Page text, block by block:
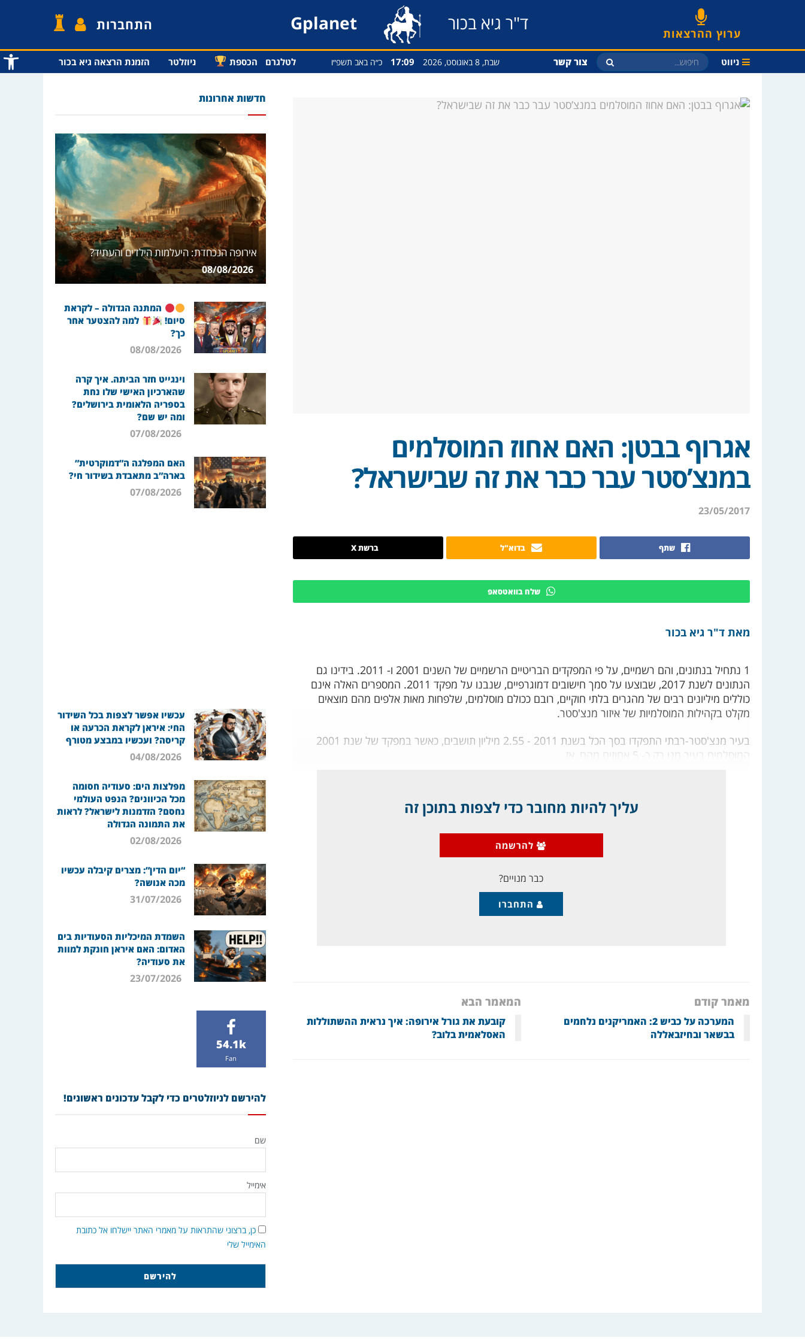
פתח
ערוץ ההרצאות ד"ר גיא בכור Gplanet התחברות
ניווט צור קשר שבת, 8 באוגוסט, 2026 17:09 כ״ה באב תשפ״ו לטלגרם הכספת ניוזלטר הזמנת הרצאה גיא בכור
אגרוף בבטן: האם אחוז המוסלמים
במנצ’סטר עבר כבר את זה שבישראל?
23/05/2017
שתף בדוא"ל ברשת X
שלח בוואטסאפ
מאת ד"ר גיא בכור
1 נתחיל בנתונים, והם רשמיים, על פי המפקדים הבריטיים הרשמיים של השנים 2001 ו- 2011. בידינו גם
הנתונים לשנת 2017, שבוצעו על סמך חישובים דמוגרפיים, שנבנו על מפקד 2011. המספרים האלה אינם
כוללים מיליונים רבים של מהגרים בלתי חוקיים, רובם ככולם מוסלמים, שלפחות מאות אלפים מהם מוצאים
מקלט בקהילות המוסלמיות של איזור מנצ'סטר.
בעיר מנצ'סטר-רבתי התפקדו בסך הכל בשנת 2011 - 2.55 מיליון תושבים, כאשר במפקד של שנת 2001
המוסלמים בעיר מנו רק כ- 5 אחוזים מהם, אז
עליך להיות מחובר כדי לצפות בתוכן זה
להרשמה
כבר מנויים?
התחברו
מאמר קודם
המערכה על כביש 2: האמריקנים נלחמים
בבשאר ובחיזבאללה
המאמר הבא
קובעת את גורל אירופה: איך נראית ההשתוללות
האסלאמית בלוב?
חדשות אחרונות
אירופה הנכחדת: היעלמות הילדים והעתיד?
08/08/2026
המתנה הגדולה – לקראת
סיום!
למה להצטער אחר
כך?
08/08/2026
וינגייט חזר הביתה. איך קרה
שהארכיון האישי שלו נחת
בספריה הלאומית בירושלים?
ומה יש שם?
07/08/2026
האם המפלגה ה”דמוקרטית”
בארה”ב מתאבדת בשידור חי?
07/08/2026
עכשיו אפשר לצפות בכל השידור
החי: איראן לקראת הכרעה או
קריסה? ועכשיו במבצע מטורף
04/08/2026
מפלצות הים: סעודיה חסומה
מכל הכיוונים? הנפט העולמי
נחסם? הזדמנות לישראל? לראות
את התמונה הגדולה
02/08/2026
“יום הדין”: מצרים קיבלה עכשיו
מכה אנושה?
31/07/2026
השמדת המיכליות הסעודיות בים
האדום: האם איראן חונקת למוות
את סעודיה?
23/07/2026
54.1k
Fan
להירשם לניוזלטרים כדי לקבל עדכונים ראשונים!
שם
אימייל
כן, ברצוני שהתראות על מאמרי האתר יישלחו אל כתובת
האימייל שלי